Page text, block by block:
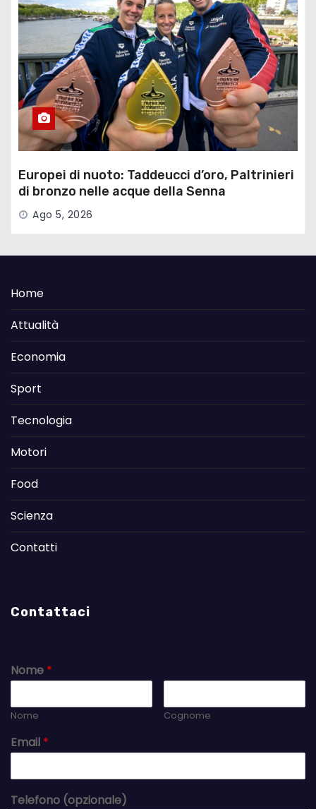
Europei di nuoto: Taddeucci d’oro, Paltrinieri
di bronzo nelle acque della Senna
Ago 5, 2026
Home
Attualità
Economia
Sport
Tecnologia
Motori
Food
Scienza
Contatti
Contattaci
Nome *
Nome Cognome
Email *
Telefono (opzionale)